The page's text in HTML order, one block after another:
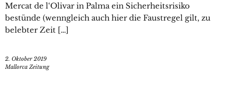
Mercat de l‘Olivar in Palma ein Sicherheitsrisiko
bestünde (wenngleich auch hier die Faustregel gilt, zu
belebter Zeit […]
2. Oktober 2019
Mallorca Zeitung